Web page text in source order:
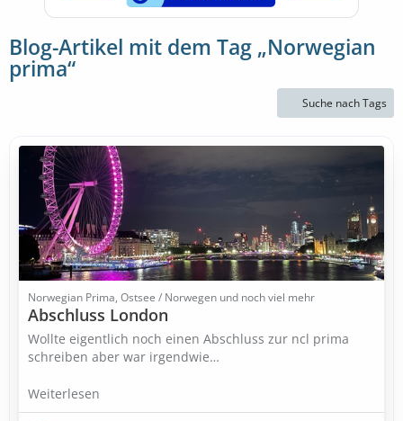
Blog-Artikel mit dem Tag „Norwegian
prima“
Suche nach Tags
Norwegian Prima, Ostsee / Norwegen und noch viel mehr
Abschluss London
Wollte eigentlich noch einen Abschluss zur ncl prima
schreiben aber war irgendwie…
Weiterlesen